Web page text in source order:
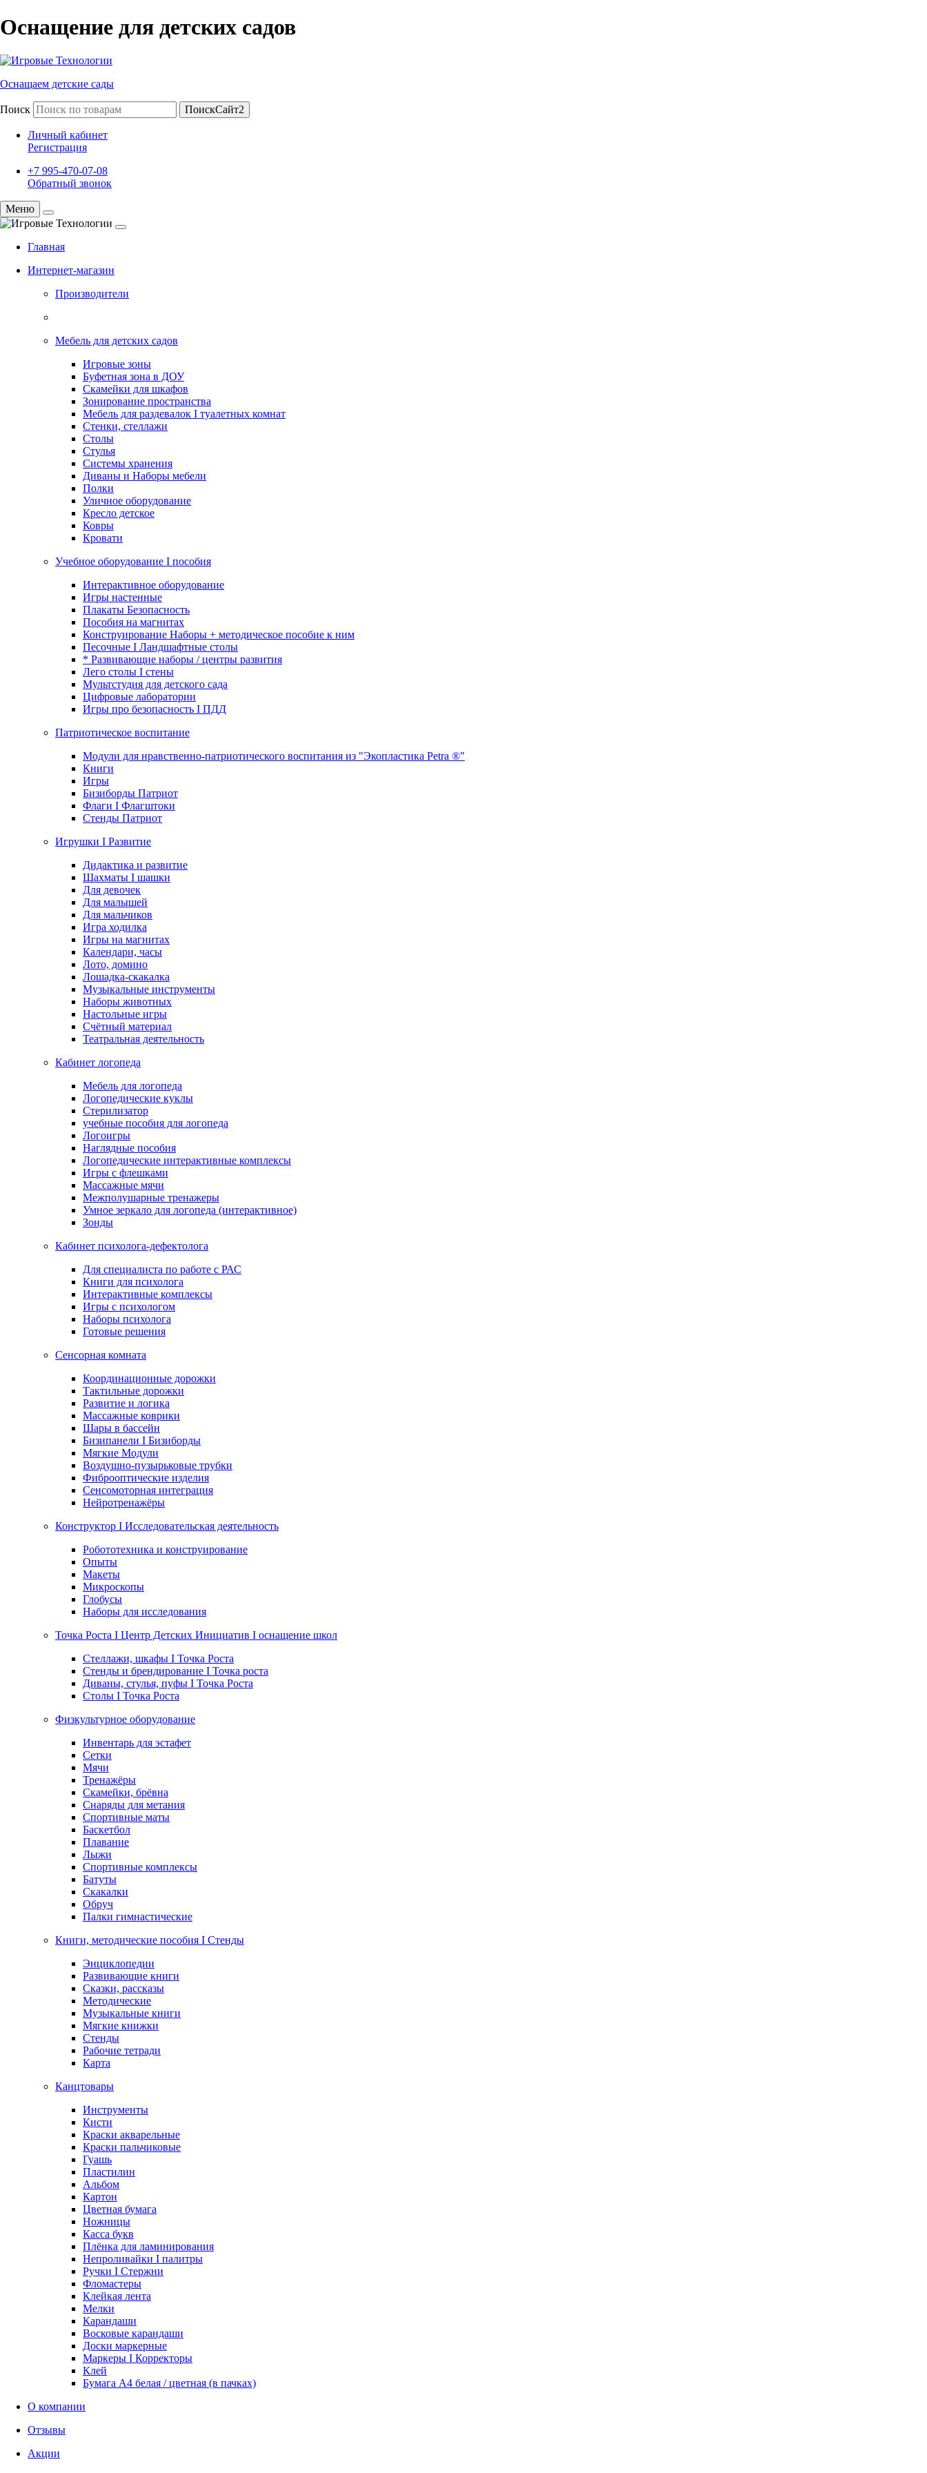
Оснащение для детских садов
Оснащаем детские сады
Поиск ПоискСайт2
Личный кабинет
Регистрация
+7 995-470-07-08
Обратный звонок
Меню
Главная
Интернет-магазин
Производители
Мебель для детских садов
Игровые зоны
Буфетная зона в ДОУ
Скамейки для шкафов
Зонирование пространства
Мебель для раздевалок I туалетных комнат
Стенки, стеллажи
Столы
Стулья
Системы хранения
Диваны и Наборы мебели
Полки
Уличное оборудование
Кресло детское
Ковры
Кровати
Учебное оборудование I пособия
Интерактивное оборудование
Игры настенные
Плакаты Безопасность
Пособия на магнитах
Конструирование Наборы + методическое пособие к ним
Песочные I Ландшафтные столы
* Развивающие наборы / центры развития
Лего столы I стены
Мультстудия для детского сада
Цифровые лаборатории
Игры про безопасность I ПДД
Патриотическое воспитание
Модули для нравственно-патриотического воспитания из "Экопластика Petra ®"
Книги
Игры
Бизиборды Патриот
Флаги I Флагштоки
Стенды Патриот
Игрушки I Развитие
Дидактика и развитие
Шахматы I шашки
Для девочек
Для малышей
Для мальчиков
Игра ходилка
Игры на магнитах
Календари, часы
Лото, домино
Лошадка-скакалка
Музыкальные инструменты
Наборы животных
Настольные игры
Счётный материал
Театральная деятельность
Кабинет логопеда
Мебель для логопеда
Логопедические куклы
Стерилизатор
учебные пособия для логопеда
Логоигры
Наглядные пособия
Логопедические интерактивные комплексы
Игры с флешками
Массажные мячи
Межполушарные тренажеры
Умное зеркало для логопеда (интерактивное)
Зонды
Кабинет психолога-дефектолога
Для специалиста по работе с РАС
Книги для психолога
Интерактивные комплексы
Игры с психологом
Наборы психолога
Готовые решения
Сенсорная комната
Координационные дорожки
Тактильные дорожки
Развитие и логика
Массажные коврики
Шары в бассейн
Бизипанели I Бизиборды
Мягкие Модули
Воздушно-пузырьковые трубки
Фиброоптические изделия
Сенсомоторная интеграция
Нейротренажёры
Конструктор I Исследовательская деятельность
Робототехника и конструирование
Опыты
Макеты
Микроскопы
Глобусы
Наборы для исследования
Точка Роста I Центр Детских Инициатив I оснащение школ
Стеллажи, шкафы I Точка Роста
Стенды и брендирование I Точка роста
Диваны, стулья, пуфы I Точка Роста
Столы I Точка Роста
Физкультурное оборудование
Инвентарь для эстафет
Сетки
Мячи
Тренажёры
Скамейки, брёвна
Снаряды для метания
Спортивные маты
Баскетбол
Плавание
Лыжи
Спортивные комплексы
Батуты
Скакалки
Обруч
Палки гимнастические
Книги, методические пособия I Стенды
Энциклопедии
Развивающие книги
Сказки, рассказы
Методические
Музыкальные книги
Мягкие книжки
Стенды
Рабочие тетради
Карта
Канцтовары
Инструменты
Кисти
Краски акварельные
Краски пальчиковые
Гуашь
Пластилин
Альбом
Картон
Цветная бумага
Ножницы
Касса букв
Плёнка для ламинирования
Непроливайки I палитры
Ручки I Стержни
Фломастеры
Клейкая лента
Мелки
Карандаши
Восковые карандаши
Доски маркерные
Маркеры I Корректоры
Клей
Бумага А4 белая / цветная (в пачках)
О компании
Отзывы
Акции